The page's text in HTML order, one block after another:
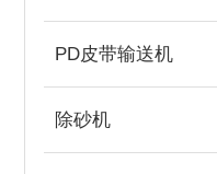
PD皮带输送机
除砂机